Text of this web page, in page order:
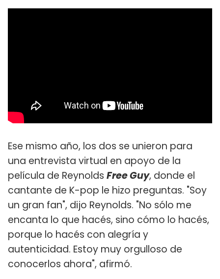
Ese mismo año, los dos se unieron para
una entrevista virtual en apoyo de la
película de Reynolds Free Guy, donde el
cantante de K-pop le hizo preguntas. "Soy
un gran fan", dijo Reynolds. "No sólo me
encanta lo que hacés, sino cómo lo hacés,
porque lo hacés con alegría y
autenticidad. Estoy muy orgulloso de
conocerlos ahora", afirmó.